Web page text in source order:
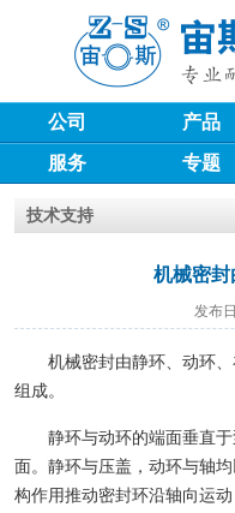
公司 产品
服务
专题
技术支持
机械密封
发布
机械密封由静环、动环、
组成。
静环与动环的端面垂直于
面。静环与压盖，动环与轴
构作用推动密封环沿轴向运